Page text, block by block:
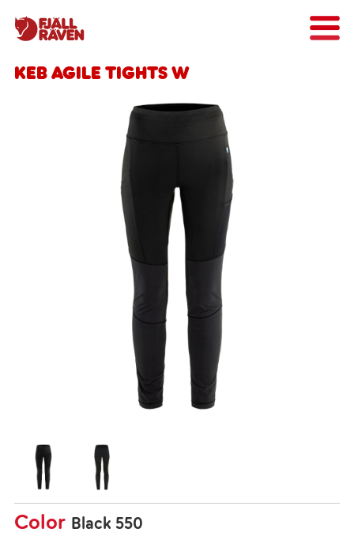
Keb Agile Tights W
Color Black 550